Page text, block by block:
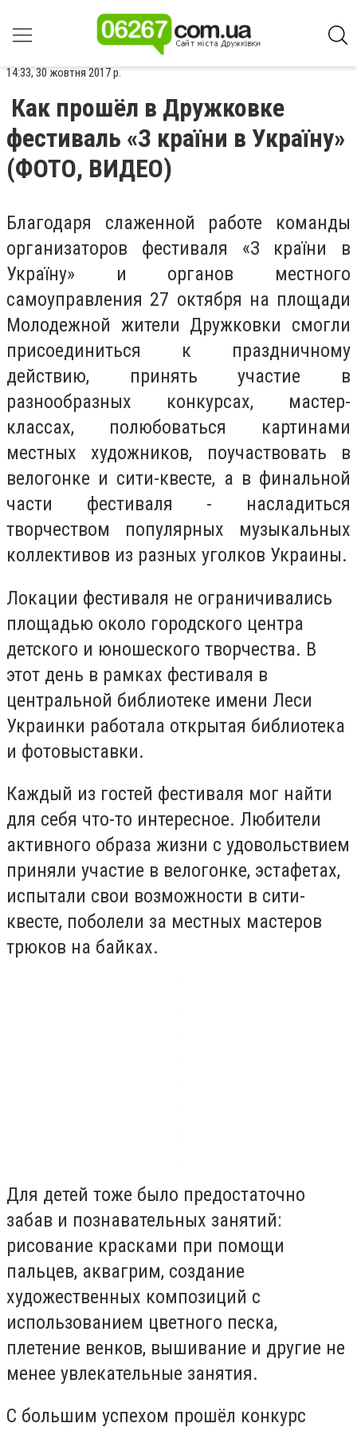
14:33, 30 жовтня 2017 р.
Как прошёл в Дружковке
фестиваль «З країни в Україну»
(ФОТО, ВИДЕО)
Благодаря слаженной работе команды
организаторов фестиваля «З країни в
Україну» и органов местного
самоуправления 27 октября на площади
Молодежной жители Дружковки смогли
присоединиться к праздничному
действию, принять участие в
разнообразных конкурсах, мастер-
классах, полюбоваться картинами
местных художников, поучаствовать в
велогонке и сити-квесте, а в финальной
части фестиваля - насладиться
творчеством популярных музыкальных
коллективов из разных уголков Украины.
Локации фестиваля не ограничивались
площадью около городского центра
детского и юношеского творчества. В
этот день в рамках фестиваля в
центральной библиотеке имени Леси
Украинки работала открытая библиотека
и фотовыставки.
Каждый из гостей фестиваля мог найти
для себя что-то интересное. Любители
активного образа жизни с удовольствием
приняли участие в велогонке, эстафетах,
испытали свои возможности в сити-
квесте, поболели за местных мастеров
трюков на байках.
Для детей тоже было предостаточно
забав и познавательных занятий:
рисование красками при помощи
пальцев, аквагрим, создание
художественных композиций с
использованием цветного песка,
плетение венков, вышивание и другие не
менее увлекательные занятия.
С большим успехом прошёл конкурс